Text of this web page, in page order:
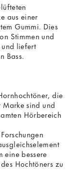
aus einer
Gummi. Dies
Stimmen und
und liefert
Bass.
die
sind und
Hörbereich
eine bessere
Hochtöners zu